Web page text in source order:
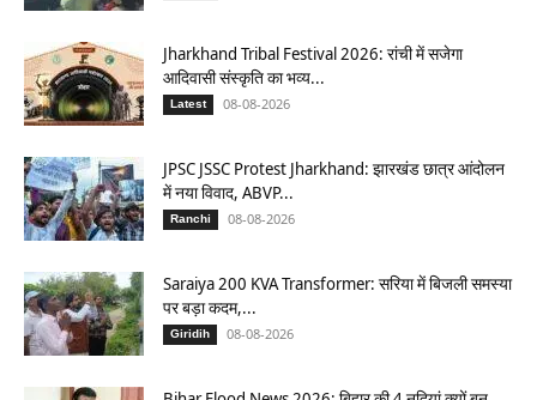
Jharkhand Tribal Festival 2026: रांची में सजेगा
आदिवासी संस्कृति का भव्य...
Latest 08-08-2026
JPSC JSSC Protest Jharkhand: झारखंड छात्र आंदोलन
में नया विवाद, ABVP...
Ranchi 08-08-2026
Saraiya 200 KVA Transformer: सरिया में बिजली समस्या
पर बड़ा कदम,...
Giridih 08-08-2026